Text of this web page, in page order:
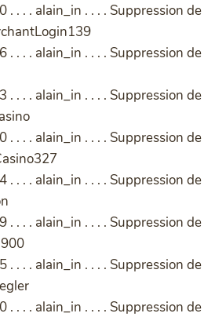
. . . alain_in . . . . Suppression de
. . . alain_in . . . . Suppression de
. . . alain_in . . . . Suppression de
. . . alain_in . . . . Suppression de
. . . alain_in . . . . Suppression de
. . . alain_in . . . . Suppression de
. . . alain_in . . . . Suppression de
. . . alain_in . . . . Suppression de